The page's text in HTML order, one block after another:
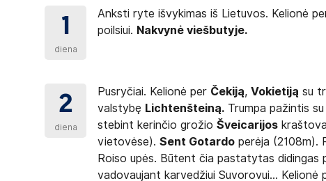
1
diena
Anksti ryte išvykimas iš Lietuvos. Kelionė
poilsiui. Nakvynė viešbutyje.
2
diena
Pusryčiai. Kelionė per Čekiją,Vokietiją su
valstybę Lichtenšteiną. Trumpa pažintis
stebint kerinčio grožioŠveicarijos
vietovėse).Sent Gotardo perėja (2108m).
Roiso upės. Būtent čia pastatytas didingas
vadovaujant karvedžiui Suvorovui... Kelionė